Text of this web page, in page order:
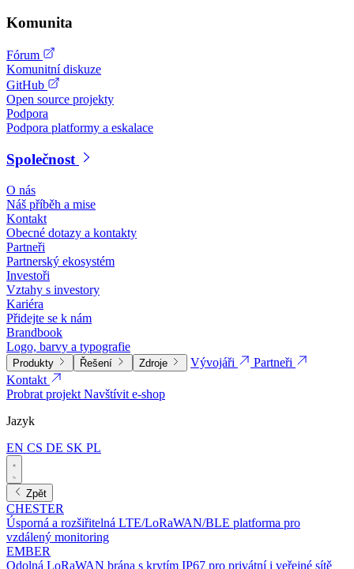
Komunita
Fórum
Komunitní diskuze
GitHub
Open source projekty
Podpora
Podpora platformy a eskalace
Společnost
O nás
Náš příběh a mise
Kontakt
Obecné dotazy a kontakty
Partneři
Partnerský ekosystém
Investoři
Vztahy s investory
Kariéra
Přidejte se k nám
Brandbook
Logo, barvy a typografie
Produkty Řešení Zdroje Vývojáři
Partneři
Kontakt
Probrat projektNavštívit e-shop
Jazyk
EN CS DE SK PL
Zpět
CHESTER
Úsporná a rozšiřitelná LTE/LoRaWAN/BLE platforma pro
vzdálený monitoring
EMBER
Odolná LoRaWAN brána s krytím IP67 pro privátní i veřejné sítě